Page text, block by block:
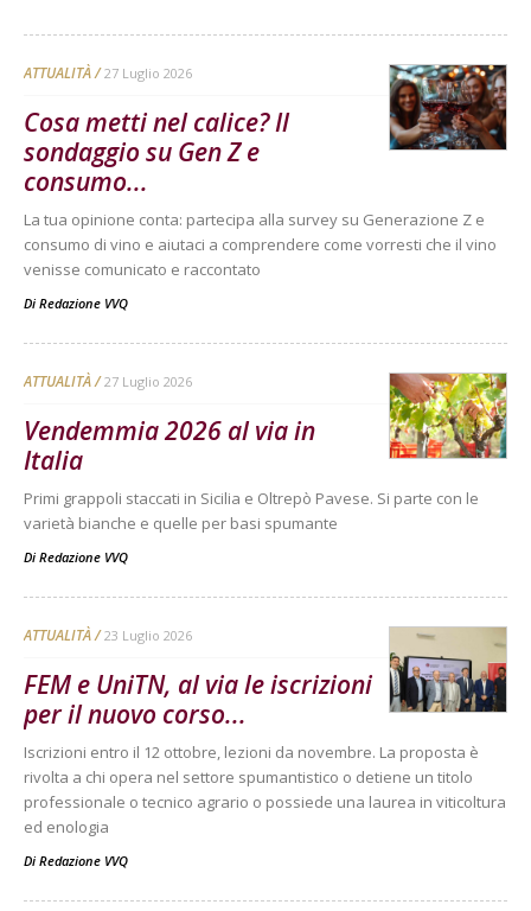
ATTUALITÀ 27 Luglio 2026
Cosa metti nel calice? Il
sondaggio su Gen Z e
consumo...
La tua opinione conta: partecipa alla survey su Generazione Z e
consumo di vino e aiutaci a comprendere come vorresti che il vino
venisse comunicato e raccontato
Di Redazione VVQ
ATTUALITÀ 27 Luglio 2026
Vendemmia 2026 al via in
Italia
Primi grappoli staccati in Sicilia e Oltrepò Pavese. Si parte con le
varietà bianche e quelle per basi spumante
Di Redazione VVQ
ATTUALITÀ 23 Luglio 2026
FEM e UniTN, al via le iscrizioni
per il nuovo corso...
Iscrizioni entro il 12 ottobre, lezioni da novembre. La proposta è
rivolta a chi opera nel settore spumantistico o detiene un titolo
professionale o tecnico agrario o possiede una laurea in viticoltura
ed enologia
Di Redazione VVQ